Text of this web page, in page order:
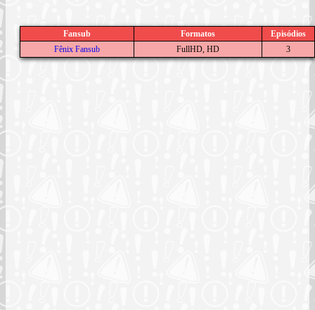
Fansub Formatos
Episódios
Fênix Fansub
FullHD, HD 3